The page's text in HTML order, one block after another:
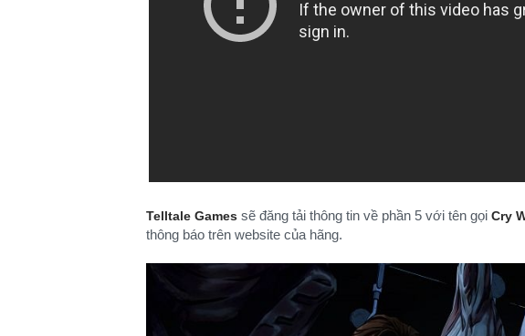
Telltale Games sẽ đăng tải thông tin về phần 5 với tên gọi Cry
thông báo trên website của hãng.